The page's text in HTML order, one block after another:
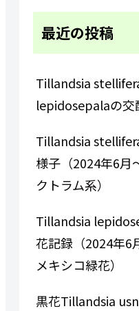
最近の投稿
Tillandsia
lepidosepalaの交
Tillandsia
様子（2024年6
クトラム系）
Tillandsia
花記録（2024年6
メキシコ緑花）
黒花Tillandsia